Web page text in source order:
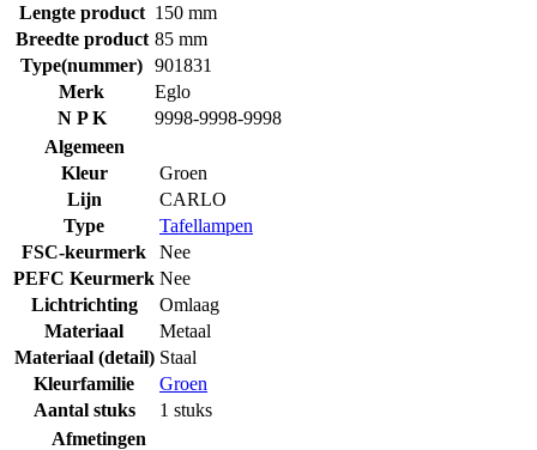
Lengte product 150 mm
Breedte product 85 mm
Type(nummer) 901831
Merk
Eglo
N P K
9998-9998-9998
Algemeen
Kleur
Groen
Lijn
CARLO
Type
Tafellampen
FSC-keurmerk
Nee
PEFC Keurmerk Nee
Lichtrichting
Omlaag
Materiaal
Metaal
Materiaal (detail) Staal
Kleurfamilie
Groen
Aantal stuks
1 stuks
Afmetingen